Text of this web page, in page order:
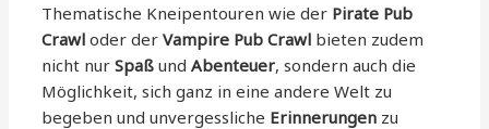
Thematische Kneipentouren wie der Pirate Pub
Crawl oder derVampire Pub Crawl bieten zudem
nicht nurSpaß undAbenteuer, sondern auch die
Möglichkeit, sich ganz in eine andere Welt zu
begeben und unvergessliche Erinnerungen zu